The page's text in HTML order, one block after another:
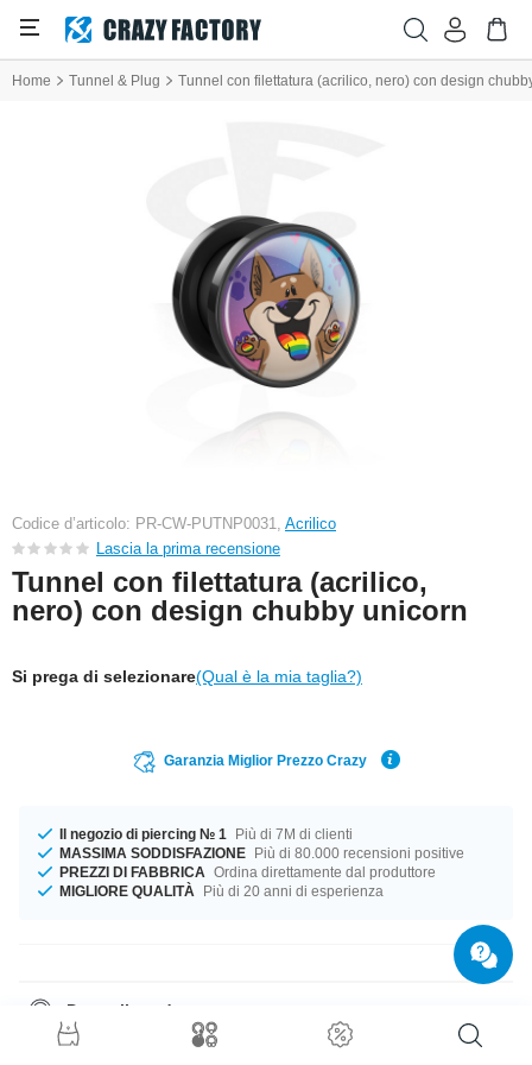
Home Tunnel & Plug Tunnel con filettatura (acrilico, nero) con design
Codice d’articolo: PR-CW-PUTNP0031, Acrilico
Lascia la prima recensione
Tunnel con filettatura (acrilico,
nero) con design chubby unicorn
Si prega di selezionare(Qual è la mia taglia?)
Garanzia Miglior Prezzo Crazy
Il negozio di piercing № 1
Più di 7M di clienti
MASSIMA SODDISFAZIONE Più di 80.000 recensioni positive
PREZZI DI FABBRICA Ordina direttamente dal produttore
MIGLIORE QUALITÀ
Più di 20 anni di esperienza
Dettagli prodotto
Il compagno perfetto per ogni occasione... disponibile nei diametri da 6